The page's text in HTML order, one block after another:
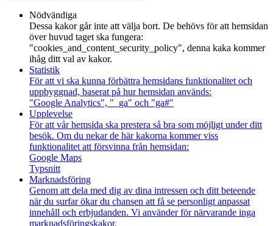
Nödvändiga
Dessa kakor går inte att välja bort. De behövs för att hemsidan
över huvud taget ska fungera:
"cookies_and_content_security_policy", denna kaka kommer
ihåg ditt val av kakor.
Statistik
För att vi ska kunna förbättra hemsidans funktionalitet och
uppbyggnad, baserat på hur hemsidan används:
"Google Analytics", "_ga" och "ga#"
Upplevelse
För att vår hemsida ska prestera så bra som möjligt under ditt
besök. Om du nekar de här kakorna kommer viss
funktionalitet att försvinna från hemsidan:
Google Maps
Typsnitt
Marknadsföring
Genom att dela med dig av dina intressen och ditt beteende
när du surfar ökar du chansen att få se personligt anpassat
innehåll och erbjudanden. Vi använder för närvarande inga
marknadsföringskakor.